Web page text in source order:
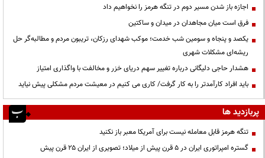
اجازه باز شدن مسیر دوم در تنگه هرمز را نخواهیم داد
فرق است میان مجاهدان در میدان و ساکتین
یکصد و پنجاه و سومین شب خدمت؛ موکب شهدای رزکان، تریبون مردم و مطالبه‌گر حل
ریشه‌ای مشکلات شهری
هشدار حاجی دلیگانی درباره تغییر سهم دریای خزر و مخالفت با واگذاری امتیاز
باید افراد کارآمدتر را به کار گرفت/ کاری می کنیم در معیشت مردم مشکلی پیش نیاید
پربازدید ها
تنگه هرمز قابل معامله نیست برای آمریکا معبر باز نکنید
گستره امپراتوری ایران در ۵ قرن پیش از میلاد؛ تصویری از ایران ۲۵ قرن پیش